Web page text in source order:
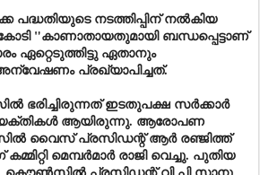
പദ്ധതിയുടെ നടത്തിപ്പിന് നൽകിയ
"കാണാതായതുമായി ബന്ധപ്പെട്ടാണ്
ഏറ്റെടുത്തിട്ടു ഏതാനും
പ്രഖ്യാപിച്ചത്.
ഇടതുപക്ഷ സർക്കാർ
ആയിരുന്നു. ആരോപണ
വൈസ് പ്രസിഡന്റ് ആർ രഞ്ജിത്ത്
കമ്മിറ്റി മെമ്പർമാർ രാജി വെച്ചു. പുതിയ